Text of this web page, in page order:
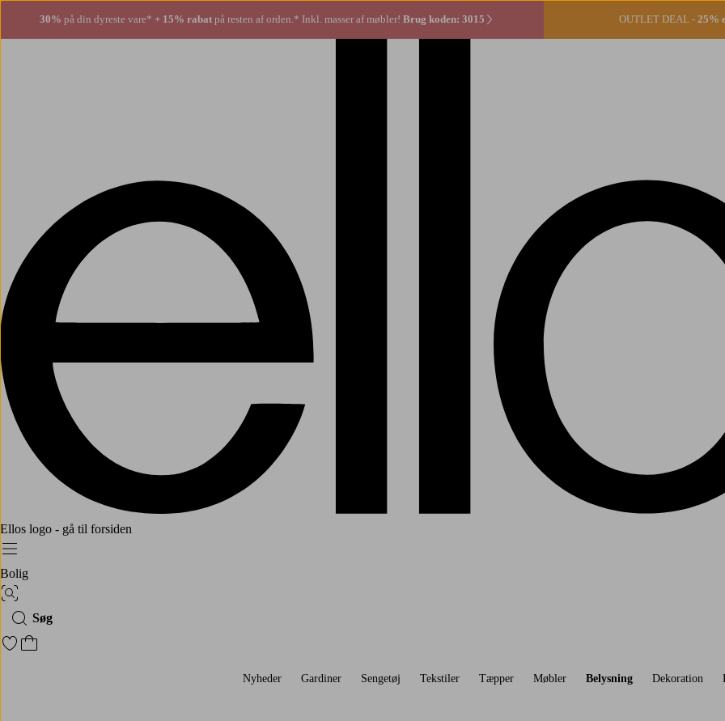
30% på din dyreste vare* + 15% rabat på resten af orden.* Inkl. masser af møbler! Brug koden: 3015 OUTLET DEAL - 25%
Ellos logo - gå til forsiden
Menu
Bolig
Billedsøgning
Søg
Gå til favoritmarkerede produkter
Gå til indkøbskurven
Nyheder Gardiner Sengetøj Tekstiler Tæpper Møbler Belysning Dekoration